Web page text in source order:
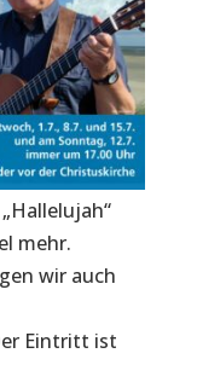
mehr.
wir auch
Eintritt ist